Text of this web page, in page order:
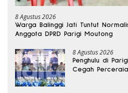
8 Agustus 2026
Warga Balinggi Jati Tuntut
Anggota DPRD Parigi Moutong
8 Agustus 2026
Penghulu di
Cegah